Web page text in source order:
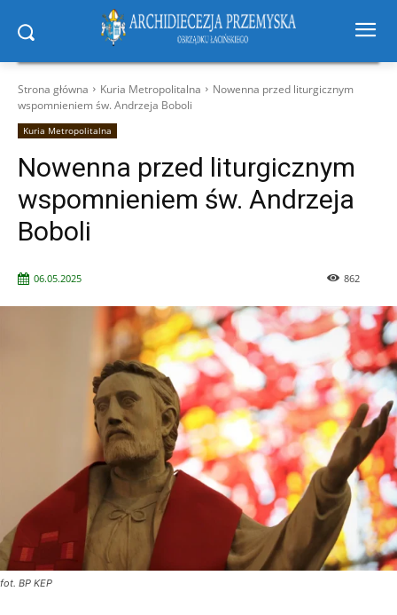
Strona główna Kuria Metropolitalna
Nowenna przed liturgicznym
wspomnieniem św. Andrzeja Boboli
Kuria Metropolitalna
Nowenna przed liturgicznym
wspomnieniem św. Andrzeja
Boboli
06.05.2025 862
fot. BP KEP